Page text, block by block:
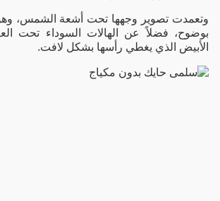
وتعمدت تصوير وجهها تحت أشعة الشمس، وهو
بوضوح، فضلاً عن الهالات السوداء تحت
الأبيض الذي يغطي رأسها بشكل لافت.